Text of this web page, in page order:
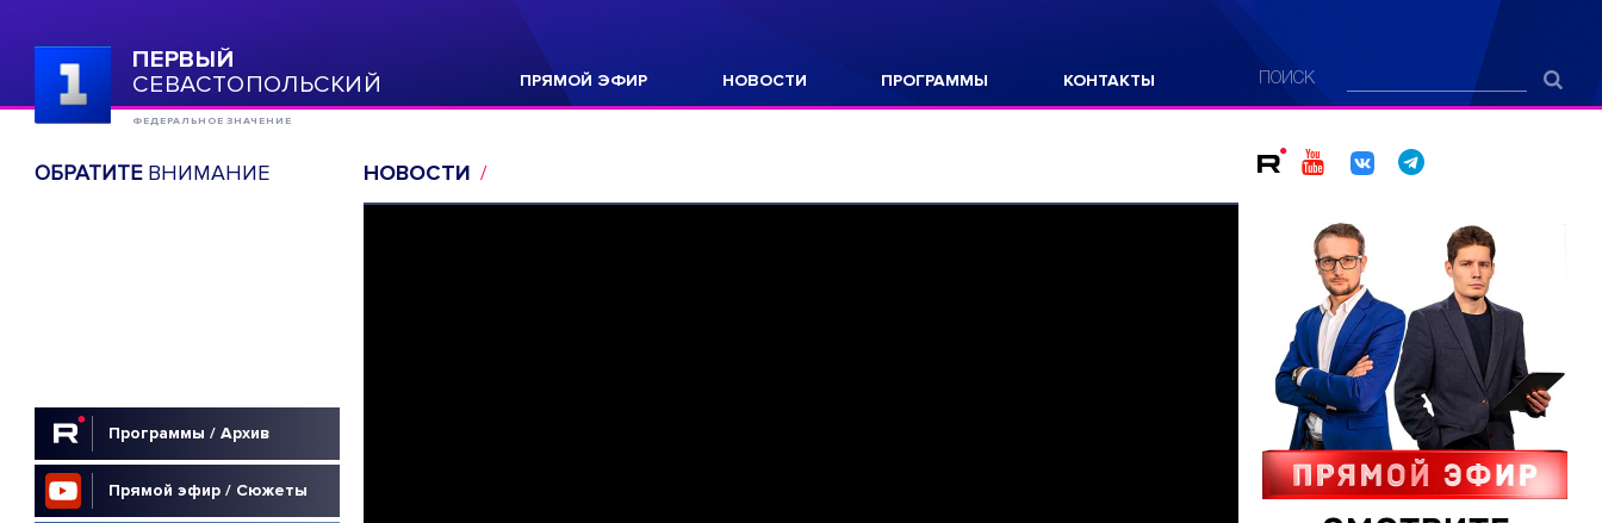
ПЕРВЫЙ
СЕВАСТОПОЛЬСКИЙ
ФЕДЕРАЛЬНОЕ ЗНАЧЕНИЕ
ПРЯМОЙ ЭФИР НОВОСТИ ПРОГРАММЫ КОНТАКТЫ ПОИСК
ОБРАТИТЕВНИМАНИЕ
Программы / Архив
Прямой эфир / Сюжеты
НОВОСТИ